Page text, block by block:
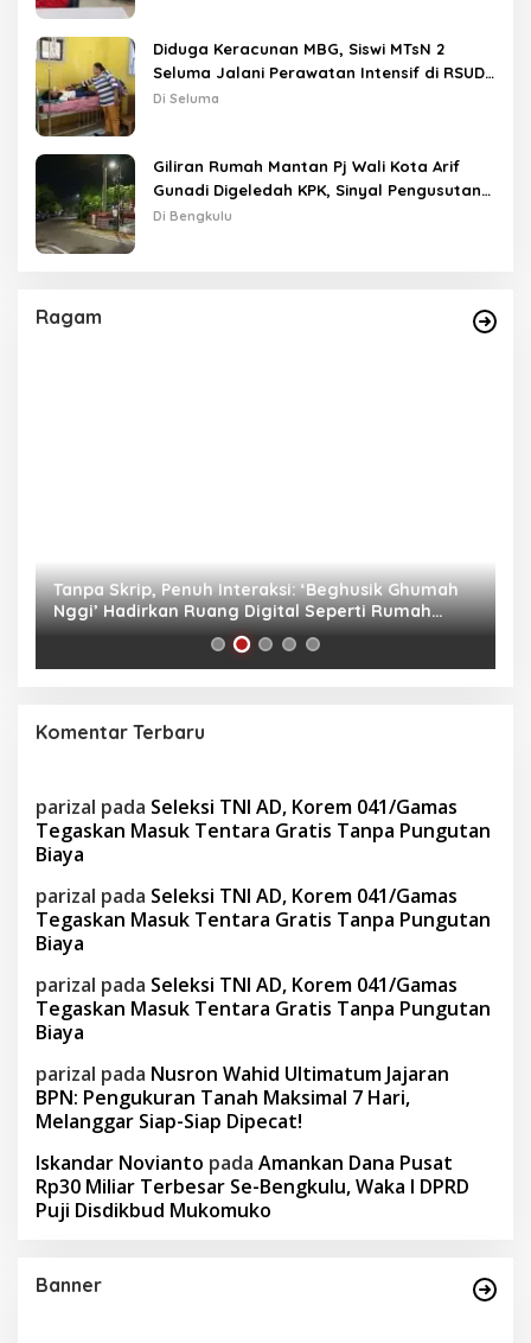
Diduga Keracunan MBG, Siswi MTsN 2
Seluma Jalani Perawatan Intensif di RSUD
Tais
Di Seluma
Giliran Rumah Mantan Pj Wali Kota Arif
Gunadi Digeledah KPK, Sinyal Pengusutan
Meluas
Di Bengkulu
Ragam
Tanpa Skrip, Penuh Interaksi: ‘Beghusik Ghumah
Nggi’ Hadirkan Ruang Digital Seperti Rumah
Sendiri
Komentar Terbaru
parizal pada Seleksi TNI AD, Korem 041/Gamas
Tegaskan Masuk Tentara Gratis Tanpa Pungutan
Biaya
parizal pada Seleksi TNI AD, Korem 041/Gamas
Tegaskan Masuk Tentara Gratis Tanpa Pungutan
Biaya
parizal pada Seleksi TNI AD, Korem 041/Gamas
Tegaskan Masuk Tentara Gratis Tanpa Pungutan
Biaya
parizal pada Nusron Wahid Ultimatum Jajaran
BPN: Pengukuran Tanah Maksimal 7 Hari,
Melanggar Siap-Siap Dipecat!
Iskandar Novianto pada Amankan Dana Pusat
Rp30 Miliar Terbesar Se-Bengkulu, Waka I DPRD
Puji Disdikbud Mukomuko
Banner